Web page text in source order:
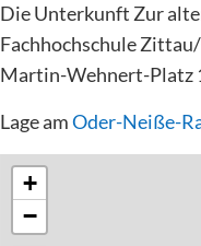
Die Unterkunft Zur
Fachhochschule
Martin-Wehnert-Platz
Lage amOder-Neiße-
+
−